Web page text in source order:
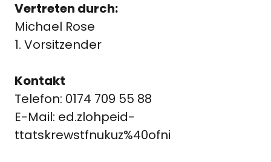
Vertreten durch:
Michael Rose
1. Vorsitzender
Kontakt
Telefon: 0174 709 55 88
E-Mail: ed.zlohpeid-
ttatskrewstfnukuz%40ofni